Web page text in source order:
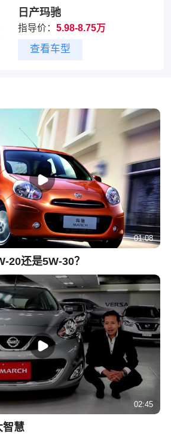
日产玛驰
指导价：5.98-8.75万
查看车型
01:08
20还是5W-30？
02:45
智慧